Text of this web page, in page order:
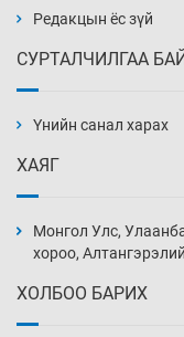
5
6
6
Редакцын ёс зүй
СУРТАЛЧИЛГАА
Үнийн санал харах
ХАЯГ
Монгол Улс,
хороо,
ХОЛБОО БАРИХ